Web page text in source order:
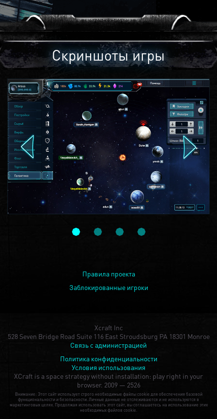
Скриншоты игры
Правила проекта
Заблокированные игроки
Xcraft Inc
528 Seven Bridge Road Suite 116 East Stroudsburg PA 18301 Monroe
Связь с администрацией
Политика конфиденциальности
Условия использования
XCraft is a space strategy without installation: play right in your
browser. 2009 — 2526
Внимание: Этот сайт использует строго необходимые файлы cookie для обеспечения базовой
функциональности и безопасности. Личные данные не отслеживаются и не используются в
маркетинговых целях. Продолжая использовать этот сайт, вы соглашаетесь на использование этих
необходимых файлов cookie.